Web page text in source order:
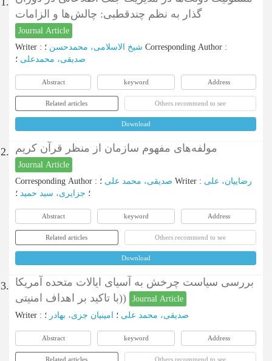
گذار به نظم چندقطبی: چالش‌ها و الزامات
Journal Article
Writer : شیخ الاسلامی، محمدحسن Corresponding Author :
صدیقی، محمدعلی ؛
Abstract keyword Address
Related articles Others recommend to see
Download
2. مولفه‌های مفهوم سازمان از منظر قرآن کریم
Journal Article
Corresponding Author : صدیقی، محمد علی Writer : رضاییان، علی
؛ جزایری، سید حمید ؛
Abstract keyword Address
Related articles Others recommend to see
Download
3. بررسی سیاست چرخش به آسیای ایالات متحده آمریکا
(با تاکید بر اهداف امنیتی)
Journal Article
Writer : صدیقی، محمد علی ؛ امینیان جزی، بهادر ؛
Abstract keyword Address
Related articles Others recommend to see